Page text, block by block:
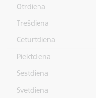
Otrdiena
Trešdiena
Ceturtdiena
Piektdiena
Sestdiena
Svētdiena